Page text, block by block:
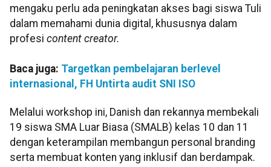
mengaku perlu ada peningkatan akses bagi siswa Tuli
dalam memahami dunia digital, khususnya dalam
profesi content creator.
Baca juga: Targetkan pembelajaran berlevel
internasional, FH Untirta audit SNI ISO
Melalui workshop ini, Danish dan rekannya membekali
19 siswa SMA Luar Biasa (SMALB) kelas 10 dan 11
dengan keterampilan membangun personal branding
serta membuat konten yang inklusif dan berdampak.